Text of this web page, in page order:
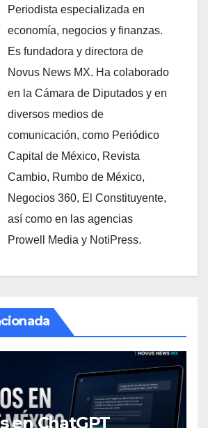
Periodista especializada en
economía, negocios y finanzas.
Es fundadora y directora de
Novus News MX. Ha colaborado
en la Cámara de Diputados y en
diversos medios de
comunicación, como Periódico
Capital de México, Revista
Cambio, Rumbo de México,
Negocios 360, El Constituyente,
así como en las agencias
Prowell Media y NotiPress.
en ChatGPT